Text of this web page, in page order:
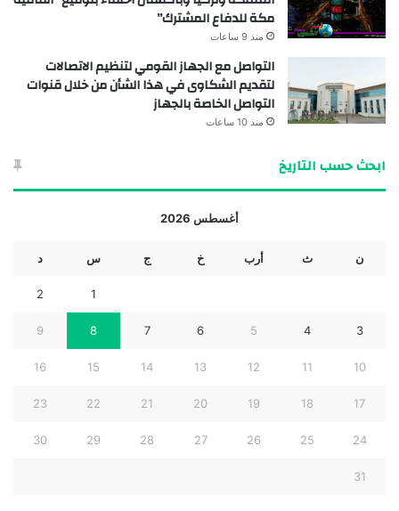
مكة للدفاع المشترك”
منذ 9 ساعات
التواصل مع الجهاز القومي لتنظيم الاتصالات
لتقديم الشكاوى في هذا الشأن من خلال قنوات
التواصل الخاصة بالجهاز
منذ 10 ساعات
ابحث حسب التاريخ
أغسطس 2026
ن ث أرب خ ج س د
1
2
3
4
5
6
7
8
9
10
11
12
13
14
15
16
17
18
19
20
21
22
23
24
25
26
27
28
29
30
31